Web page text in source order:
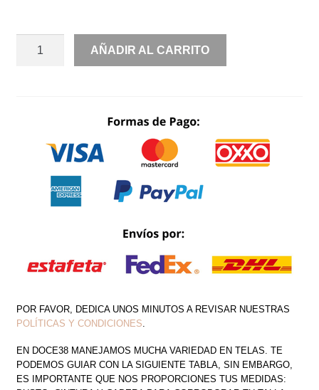
SET
BARBITAS
STRAPPLE
CON
CANTIDAD
AÑADIR AL CARRITO
POR FAVOR, DEDICA UNOS MINUTOS A REVISAR NUESTRAS
POLÍTICAS Y CONDICIONES
EN DOCE38 MANEJAMOS MUCHA VARIEDAD EN TELAS. TE
PODEMOS GUIAR CON LA SIGUIENTE TABLA, SIN EMBARGO,
ES IMPORTANTE QUE NOS PROPORCIONES TUS MEDIDAS: